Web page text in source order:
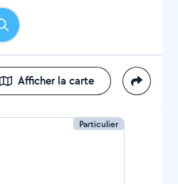
Rechercher
Afficher la carte
Particulier